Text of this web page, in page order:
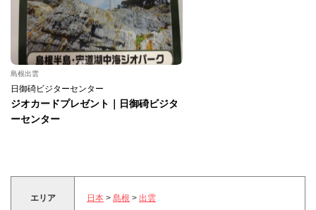
島根出雲
日御碕ビジターセンター
ジオカードプレゼント｜日御碕ビジタ
ーセンター
エリア 日本 > 島根 > 出雲